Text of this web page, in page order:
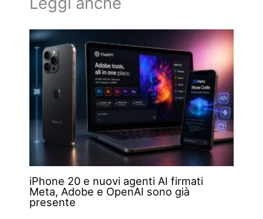
iPhone 20 e nuovi agenti AI firmati
Meta, Adobe e OpenAI sono già
presente